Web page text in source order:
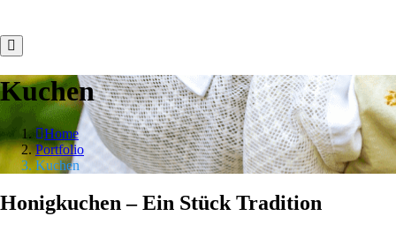
Kuchen
Home
Portfolio
Kuchen
Honigkuchen – Ein Stück Tradition